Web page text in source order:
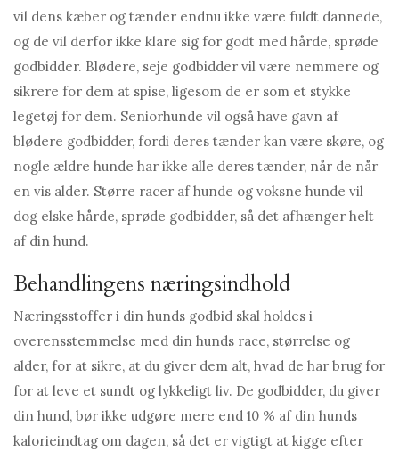
vil dens kæber og tænder endnu ikke være fuldt dannede,
og de vil derfor ikke klare sig for godt med hårde, sprøde
godbidder. Blødere, seje godbidder vil være nemmere og
sikrere for dem at spise, ligesom de er som et stykke
legetøj for dem. Seniorhunde vil også have gavn af
blødere godbidder, fordi deres tænder kan være skøre, og
nogle ældre hunde har ikke alle deres tænder, når de når
en vis alder. Større racer af hunde og voksne hunde vil
dog elske hårde, sprøde godbidder, så det afhænger helt
af din hund.
Behandlingens næringsindhold
Næringsstoffer i din hunds godbid skal holdes i
overensstemmelse med din hunds race, størrelse og
alder, for at sikre, at du giver dem alt, hvad de har brug for
for at leve et sundt og lykkeligt liv. De godbidder, du giver
din hund, bør ikke udgøre mere end 10 % af din hunds
kalorieindtag om dagen, så det er vigtigt at kigge efter